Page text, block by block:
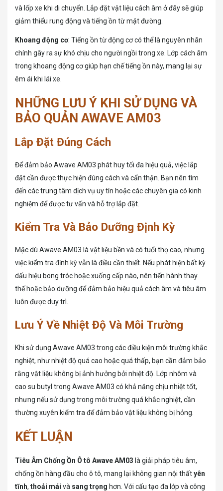
và lốp xe khi di chuyển. Lắp đặt vật liệu cách âm ở đây sẽ giúp
giảm thiểu rung động và tiếng ồn từ mặt đường.
Khoang động cơ: Tiếng ồn từ động cơ có thể là nguyên nhân
chính gây ra sự khó chịu cho người ngồi trong xe. Lớp cách âm
trong khoang động cơ giúp hạn chế tiếng ồn này, mang lại sự
êm ái khi lái xe.
NHỮNG LƯU Ý KHI SỬ DỤNG VÀ
BẢO QUẢN AWAVE AM03
Lắp Đặt Đúng Cách
Để đảm bảo Awave AM03 phát huy tối đa hiệu quả, việc lắp
đặt cần được thực hiện đúng cách và cẩn thận. Bạn nên tìm
đến các trung tâm dịch vụ uy tín hoặc các chuyên gia có kinh
nghiệm để được tư vấn và hỗ trợ lắp đặt.
Kiểm Tra Và Bảo Dưỡng Định Kỳ
Mặc dù Awave AM03 là vật liệu bền và có tuổi thọ cao, nhưng
việc kiểm tra định kỳ vẫn là điều cần thiết. Nếu phát hiện bất kỳ
dấu hiệu bong tróc hoặc xuống cấp nào, nên tiến hành thay
thế hoặc bảo dưỡng để đảm bảo hiệu quả cách âm và tiêu âm
luôn được duy trì.
Lưu Ý Về Nhiệt Độ Và Môi Trường
Khi sử dụng Awave AM03 trong các điều kiện môi trường khắc
nghiệt, như nhiệt độ quá cao hoặc quá thấp, bạn cần đảm bảo
rằng vật liệu không bị ảnh hưởng bởi nhiệt độ. Lớp nhôm và
cao su butyl trong Awave AM03 có khả năng chịu nhiệt tốt,
nhưng nếu sử dụng trong môi trường quá khắc nghiệt, cần
thường xuyên kiểm tra để đảm bảo vật liệu không bị hỏng.
KẾT LUẬN
Tiêu Âm Chống Ồn Ô tô Awave AM03 là giải pháp tiêu âm,
chống ồn hàng đầu cho ô tô, mang lại không gian nội thấtyên
tĩnh, thoải mái và sang trọng hơn. Với cấu tạo đa lớp và công